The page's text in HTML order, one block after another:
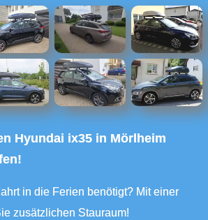
zusätzlichen Stauraum!